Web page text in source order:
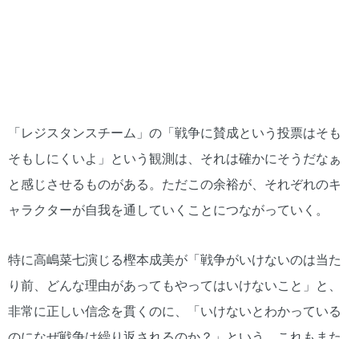
「レジスタンスチーム」の「戦争に賛成という投票はそも
そもしにくいよ」という観測は、それは確かにそうだなぁ
と感じさせるものがある。ただこの余裕が、それぞれのキ
ャラクターが自我を通していくことにつながっていく。
特に高嶋菜七演じる樫本成美が「戦争がいけないのは当た
り前、どんな理由があってもやってはいけないこと」と、
非常に正しい信念を貫くのに、「いけないとわかっている